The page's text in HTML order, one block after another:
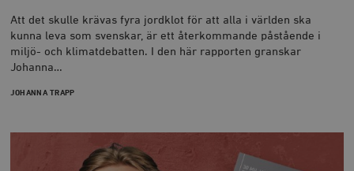
Att det skulle krävas fyra jordklot för att alla i världen ska
kunna leva som svenskar, är ett återkommande påstående i
miljö- och klimatdebatten. I den här rapporten granskar
Johanna…
JOHANNA TRAPP